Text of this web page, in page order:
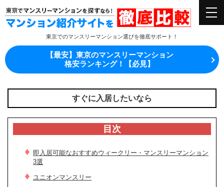
東京でのマンスリーマンション選びを徹底サポート！
【最安】東京のマンスリーマンション
格安ランキング！【必見】
すぐに入居したいなら
目次
即入居可能なおすすめウィークリー・マンスリーマンション
3選
ユニオンマンスリー